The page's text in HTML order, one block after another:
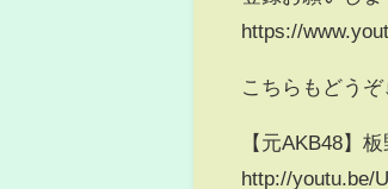
https://
こちらもどうぞ↓
【元AKB48】
http://youtu.be/